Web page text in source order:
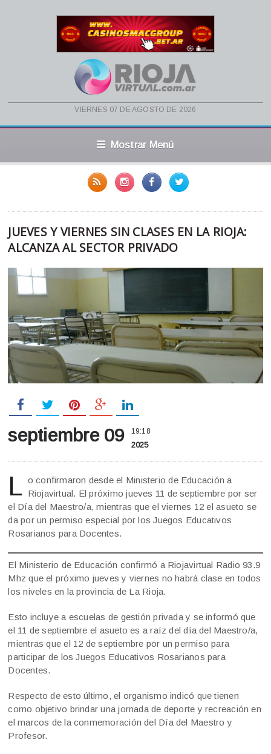
viernes 07 de agosto de 2026
Mostrar Menú
JUEVES Y VIERNES SIN CLASES EN LA RIOJA:
ALCANZA AL SECTOR PRIVADO
septiembre 09 19:18
2025
L o confirmaron desde el Ministerio de Educación a
Riojavirtual. El próximo jueves 11 de septiembre por ser
el Día del Maestro/a, mientras que el viernes 12 el asueto se
da por un permiso especial por los Juegos Educativos
Rosarianos para Docentes.
El Ministerio de Educación confirmó a Riojavirtual Radio 93.9
Mhz que el próximo jueves y viernes no habrá clase en todos
los niveles en la provincia de La Rioja.
Esto incluye a escuelas de gestión privada y se informó que
el 11 de septiembre el asueto es a raíz del día del Maestro/a,
mientras que el 12 de septiembre por un permiso para
participar de los Juegos Educativos Rosarianos para
Docentes.
Respecto de esto último, el organismo indicó que tienen
como objetivo brindar una jornada de deporte y recreación en
el marcos de la conmemoración del Día del Maestro y
Profesor.